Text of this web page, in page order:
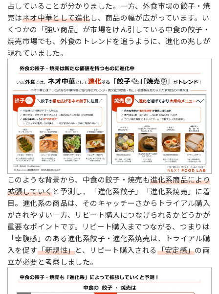
占していることが分かりました。一方、外食市場の餃子・焼
売はネオ中華として進化し、商品の幅が広がっています。い
くつかの「強い商品」が市場をけん引している中食の餃子・
焼売市場でも、外食のトレンドを追うように、進化の兆しが
現れていました。
このような背景から、中食の餃子・焼売も進化系商品により
拡張していくと予測し、「進化系餃子」「進化系焼売」に着
目。進化系の商品は、そのキャッチーさからトライアル購入
がされやすい一方、リピート購入につなげられるかどうかが
重要なポイントです。リピート購入までつながる、つまりは
「幸腹感」のある進化系餃子・進化系焼売は、トライアル購
入を促す「新規性」と、リピート購入される「安定感」の両
立が必要と考察しました。